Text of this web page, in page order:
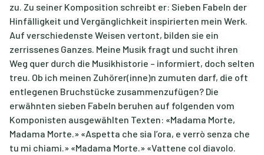
zu. Zu seiner Komposition schreibt er: Sieben Fabeln der
Hinfälligkeit und Vergänglichkeit inspirierten mein Werk.
Auf verschiedenste Weisen vertont, bilden sie ein
zerrissenes Ganzes. Meine Musik fragt und sucht ihren
Weg quer durch die Musikhistorie – informiert, doch selten
treu. Ob ich meinen Zuhörer(inne)n zumuten darf, die oft
entlegenen Bruchstücke zusammenzufügen? Die
erwähnten sieben Fabeln beruhen auf folgenden vom
Komponisten ausgewählten Texten: «Madama Morte,
Madama Morte.» «Aspetta che sia l’ora, e verrò senza che
tu mi chiami.» «Madama Morte.» «Vattene col diavolo.